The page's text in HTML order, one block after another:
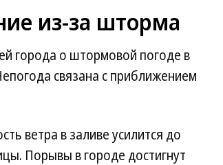
из-за шторма
города о штормовой погоде в
связана с приближением
ветра в заливе усилится до
Порывы в городе достигнут